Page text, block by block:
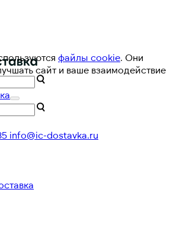
файлы cookie. Они
сайт и ваше взаимодействие
info@ic-dostavka.ru